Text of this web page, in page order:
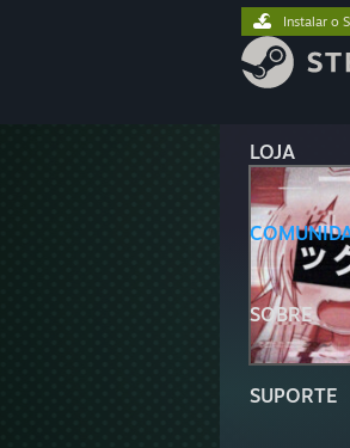
LOJA
SOBRE
SUPORTE
Instalar o